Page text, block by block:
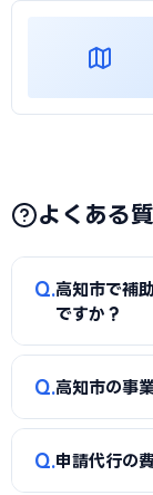
よくある
Q 高知市で補
ですか？
A
補助金は事
成、必要書類の
択後の実績報告
Q 高知市の事
A
国の「もの
Q 申請代行の